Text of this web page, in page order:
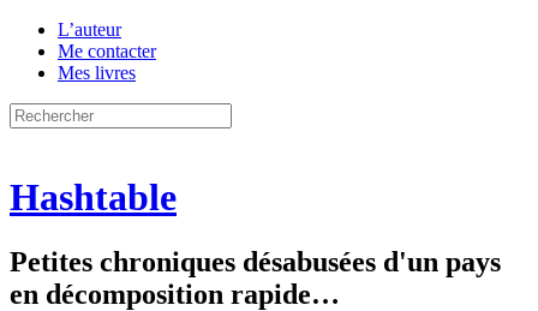
L’auteur
Me contacter
Mes livres
Hashtable
Petites chroniques désabusées d'un pays
en décomposition rapide…